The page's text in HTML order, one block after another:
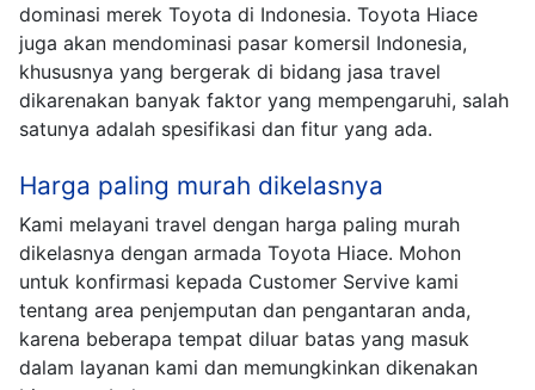
dominasi merek Toyota di Indonesia. Toyota Hiace
juga akan mendominasi pasar komersil Indonesia,
khususnya yang bergerak di bidang jasa travel
dikarenakan banyak faktor yang mempengaruhi, salah
satunya adalah spesifikasi dan fitur yang ada.
Harga paling murah dikelasnya
Kami melayani travel dengan harga paling murah
dikelasnya dengan armada Toyota Hiace. Mohon
untuk konfirmasi kepada Customer Servive kami
tentang area penjemputan dan pengantaran anda,
karena beberapa tempat diluar batas yang masuk
dalam layanan kami dan memungkinkan dikenakan